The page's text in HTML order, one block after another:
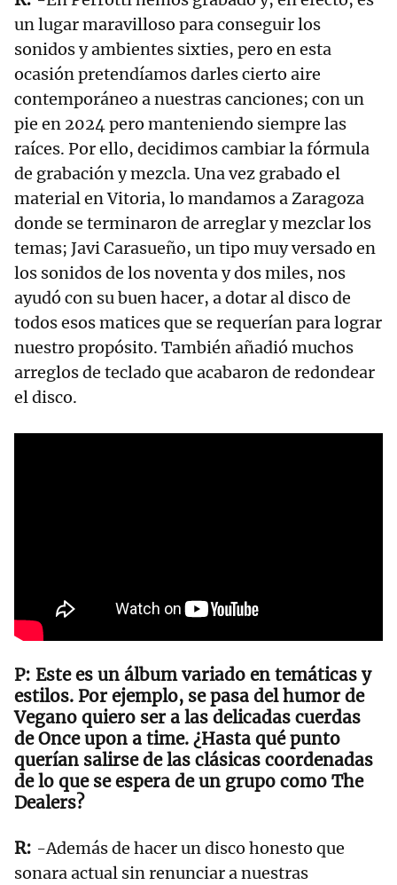
un lugar maravilloso para conseguir los
sonidos y ambientes sixties, pero en esta
ocasión pretendíamos darles cierto aire
contemporáneo a nuestras canciones; con un
pie en 2024 pero manteniendo siempre las
raíces. Por ello, decidimos cambiar la fórmula
de grabación y mezcla. Una vez grabado el
material en Vitoria, lo mandamos a Zaragoza
donde se terminaron de arreglar y mezclar los
temas; Javi Carasueño, un tipo muy versado en
los sonidos de los noventa y dos miles, nos
ayudó con su buen hacer, a dotar al disco de
todos esos matices que se requerían para lograr
nuestro propósito. También añadió muchos
arreglos de teclado que acabaron de redondear
el disco.
Este es un álbum variado en temáticas y
estilos. Por ejemplo, se pasa del humor de
Vegano quiero ser a las delicadas cuerdas
de Once upon a time. ¿Hasta qué punto
querían salirse de las clásicas coordenadas
de lo que se espera de un grupo como The
Dealers?
-Además de hacer un disco honesto que
sonara actual sin renunciar a nuestras